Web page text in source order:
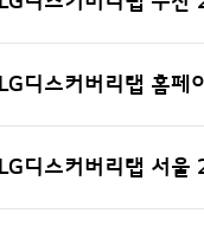
LG디스커버리랩 홈
LG디스커버리랩 서울